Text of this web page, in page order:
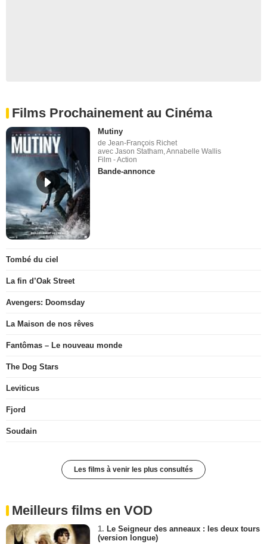
Films Prochainement au Cinéma
Mutiny
de Jean-François Richet
avec Jason Statham, Annabelle Wallis
Film - Action
Bande-annonce
Tombé du ciel
La fin d’Oak Street
Avengers: Doomsday
La Maison de nos rêves
Fantômas – Le nouveau monde
The Dog Stars
Leviticus
Fjord
Soudain
Les films à venir les plus consultés
Meilleurs films en VOD
1. Le Seigneur des anneaux : les deux tours
(version longue)